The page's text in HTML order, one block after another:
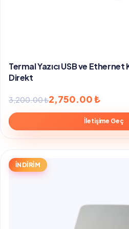
Termal Yazıcı USB ve
Direkt
3,200.00₺
Orijinal
fiyat:
3,200.00 ₺.
2,750.00₺
Şu
andaki
fiyat:
2,750.00 ₺.
İletişime Geç
İNDİRİM